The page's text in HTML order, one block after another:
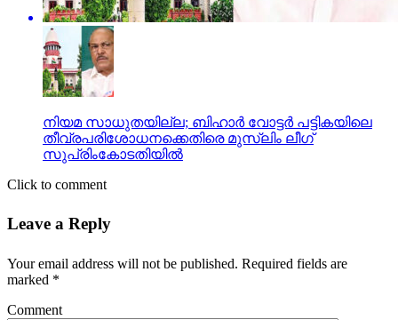
നിയമ സാധുതയില്ല; ബിഹാര്‍ വോട്ടര്‍ പട്ടികയിലെ
തീവ്രപരിശോധനക്കെതിരെ മുസ്‌ലിം ലീഗ്
സുപ്രിംകോടതിയില്‍
Click to comment
Leave a Reply
Your email address will not be published. Required fields are
marked *
Comment